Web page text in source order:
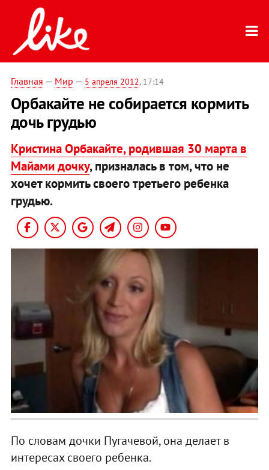
Главная — Мир — 5 апреля 2012, 17:14
Орбакайте не собирается кормить
дочь грудью
Кристина Орбакайте, родившая 30 марта в
Майами дочку, призналась в том, что не
хочет кормить своего третьего ребенка
грудью.
По словам дочки Пугачевой, она делает в
интересах своего ребенка.